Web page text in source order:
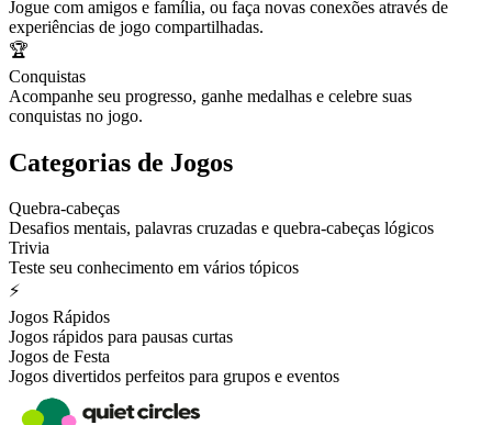
Jogue com amigos e família, ou faça novas conexões através de
experiências de jogo compartilhadas.
🏆
Conquistas
Acompanhe seu progresso, ganhe medalhas e celebre suas
conquistas no jogo.
Categorias de Jogos
Quebra-cabeças
Desafios mentais, palavras cruzadas e quebra-cabeças lógicos
Trivia
Teste seu conhecimento em vários tópicos
⚡
Jogos Rápidos
Jogos rápidos para pausas curtas
Jogos de Festa
Jogos divertidos perfeitos para grupos e eventos